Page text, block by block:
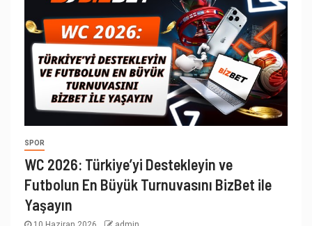
SPOR
WC 2026: Türkiye’yi Destekleyin ve
Futbolun En Büyük Turnuvasını BizBet ile
Yaşayın